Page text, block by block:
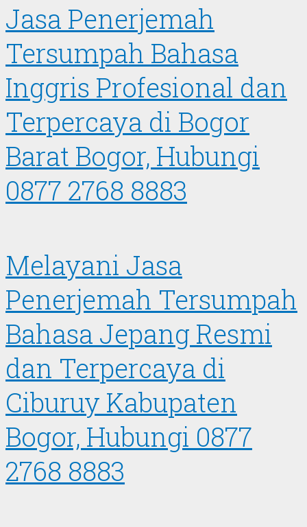
Jasa Penerjemah
Tersumpah Bahasa
Inggris Profesional dan
Terpercaya di Bogor
Barat Bogor, Hubungi
0877 2768 8883
Melayani Jasa
Penerjemah Tersumpah
Bahasa Jepang Resmi
dan Terpercaya di
Ciburuy Kabupaten
Bogor, Hubungi 0877
2768 8883